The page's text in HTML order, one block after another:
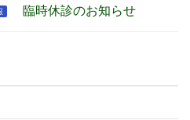
臨時休診のお知らせ